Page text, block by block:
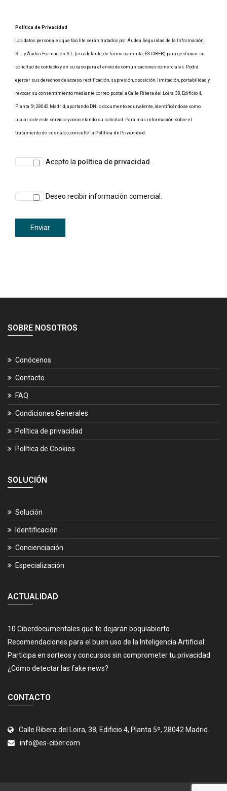
Política de Privacidad
Los datos personales que facilite serán tratados por Áudea Seguridad de la Información,
S.L. y Áudea Formación S.L. (en adelante, de forma conjunta, ES-CIBER) para gestionar su
solicitud de contacto y en su caso para el envío de comunicaciones comerciales. Podrá
ejercer sus derechos de acceso, rectificación, supresión, oposición, limitación, portabilidad y
revocar su consentimiento mediante correo postal a Calle Ribera del Loira, 38, Edificio 4,
Planta 5º, 28042 Madrid, aportando DNI o documento equivalente, identificándose como
usuario de este servicio y concretando su solicitud. Para más información sobre el
tratamiento de sus datos, consulte la Política de Privacidad .
Acepto la política de privacidad.
Deseo recibir información comercial.
SOBRE NOSOTROS
Conócenos
Contacto
FAQ
Condiciones Generales
Política de privacidad
Política de Cookies
SOLUCIÓN
Solución
Identificación
Concienciación
Especialización
ACTUALIDAD
10 Ciberdocumentales que te dejarán boquiabierto
Recomendaciones para el buen uso de la Inteligencia Artificial
Participa en sorteos y concursos sin comprometer tu privacidad
¿Cómo detectar las fake news?
CONTACTO
Calle Ribera del Loira, 38, Edificio 4, Planta 5º, 28042 Madrid
info@es-ciber.com